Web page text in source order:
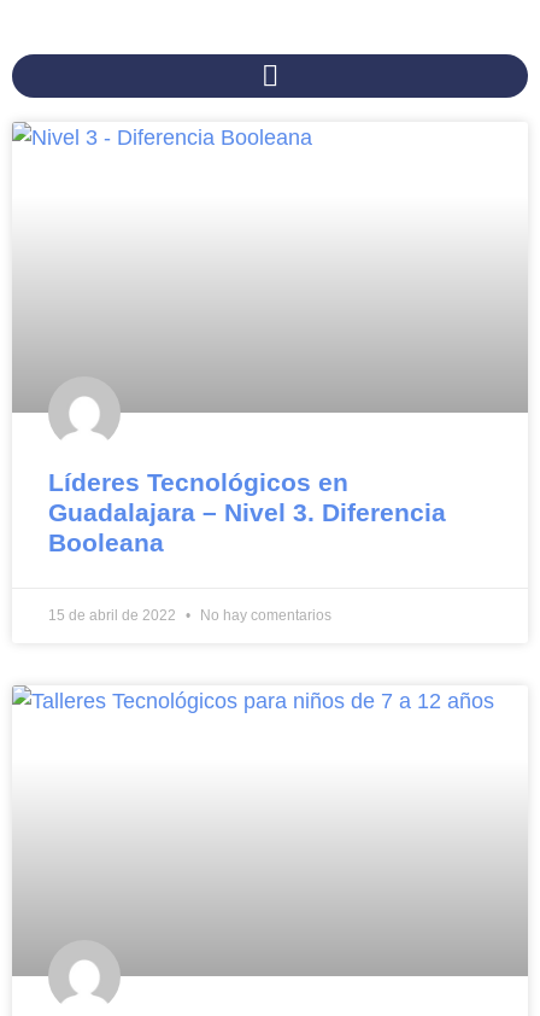
Líderes Tecnológicos en
Guadalajara – Nivel 3. Diferencia
Booleana
15 de abril de 2022 No hay comentarios